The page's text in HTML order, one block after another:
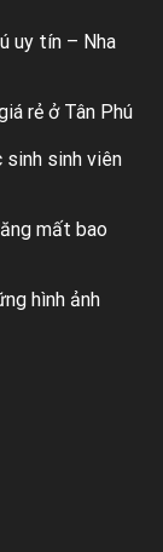
uy tín – Nha
rẻ ở Tân Phú
sinh sinh viên
mất bao
hình ảnh